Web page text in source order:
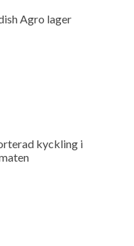
Agro lager
kyckling i